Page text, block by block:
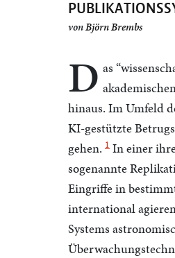
vonBjörn Brembs
D as
hinaus. Im Umfeld
KI-gestützte
gehen. 1 In einer
sogenannte
Eingriffe in
international
Systems